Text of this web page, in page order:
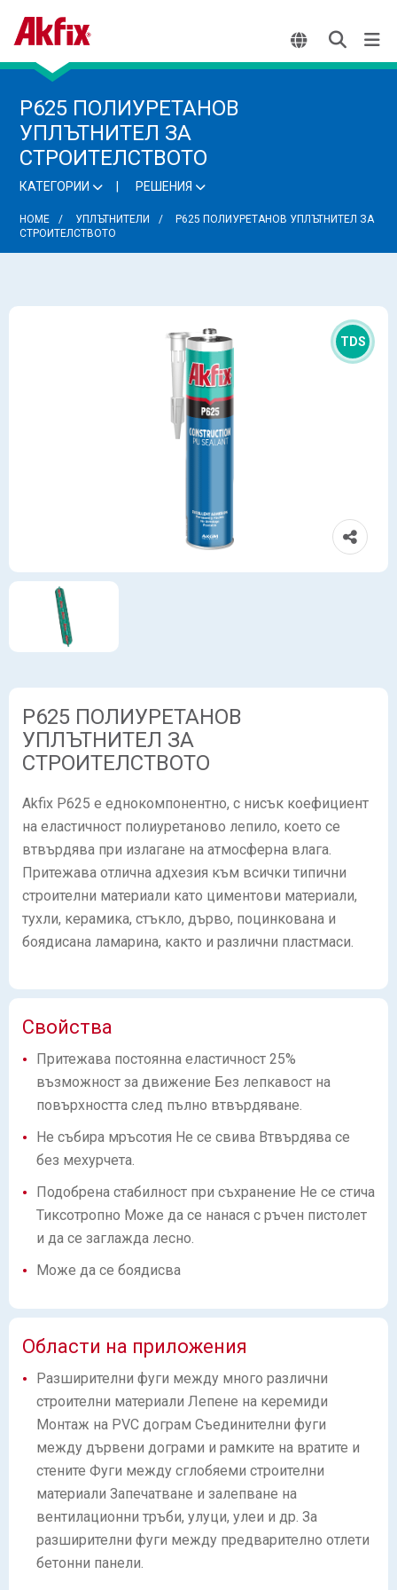
P625 ПОЛИУРЕТАНОВ
УПЛЪТНИТЕЛ ЗА
СТРОИТЕЛСТВОТО
КАТЕГОРИИ РЕШЕНИЯ
HOME УПЛЪТНИТЕЛИ
P625 ПОЛИУРЕТАНОВ УПЛЪТНИТЕЛ ЗА
СТРОИТЕЛСТВОТО
TDS
P625 ПОЛИУРЕТАНОВ
УПЛЪТНИТЕЛ ЗА
СТРОИТЕЛСТВОТО
Akfix P625 е еднокомпонентно, с нисък коефициент
на еластичност полиуретаново лепило, което се
втвърдява при излагане на атмосферна влага.
Притежава отлична адхезия към всички типични
строителни материали като циментови материали,
тухли, керамика, стъкло, дърво, поцинкована и
боядисана ламарина, както и различни пластмаси.
Свойства
Притежава постоянна еластичност 25%
възможност за движение Без лепкавост на
повърхността след пълно втвърдяване.
Не събира мръсотия Не се свива Втвърдява се
без мехурчета.
Подобрена стабилност при съхранение Не се стича
Тиксотропно Може да се нанася с ръчен пистолет
и да се заглажда лесно.
Може да се боядисва
Области на приложения
Разширителни фуги между много различни
строителни материали Лепене на керемиди
Монтаж на PVC дограм Съединителни фуги
между дървени дограми и рамките на вратите и
стените Фуги между сглобяеми строителни
материали Запечатване и залепване на
вентилационни тръби, улуци, улеи и др. За
разширителни фуги между предварително отлети
бетонни панели.